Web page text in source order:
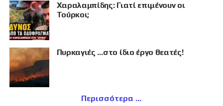
Χαραλαμπίδης: Γιατί επιμένουν οι
Τούρκοι;
Πυρκαγιές …στο ίδιο έργο θεατές!
Περισσότερα